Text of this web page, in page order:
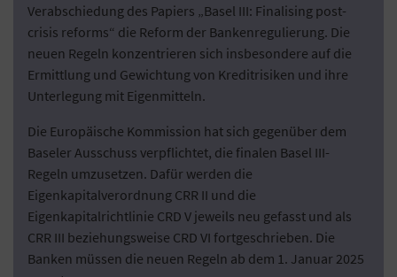
Verabschiedung des Papiers „Basel III: Finalising post-
crisis reforms“ die Reform der Bankenregulierung. Die
neuen Regeln konzentrieren sich insbesondere auf die
Ermittlung und Gewichtung von Kreditrisiken und ihre
Unterlegung mit Eigenmitteln.
Die Europäische Kommission hat sich gegenüber dem
Baseler Ausschuss verpflichtet, die finalen Basel III-
Regeln umzusetzen. Dafür werden die
Eigenkapitalverordnung CRR II und die
Eigenkapitalrichtlinie CRD V jeweils neu gefasst und als
CRR III beziehungsweise CRD VI fortgeschrieben. Die
Banken müssen die neuen Regeln ab dem 1. Januar 2025